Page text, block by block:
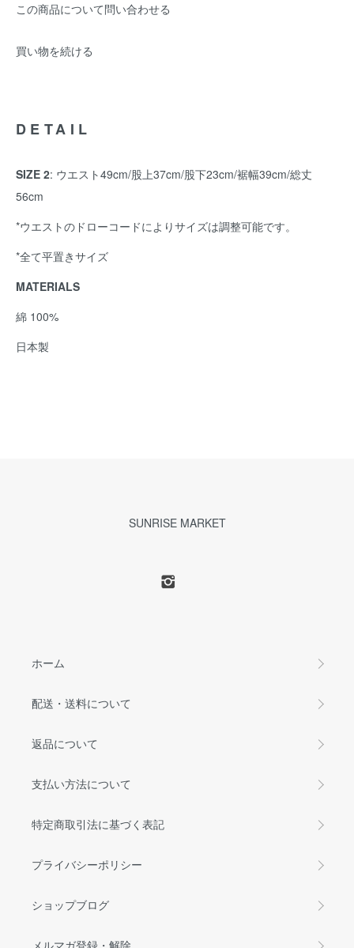
この商品について問い合わせる
買い物を続ける
DETAIL
SIZE 2: ウエスト49cm/股上37cm/股下23cm/裾幅39cm/総丈
56cm
*ウエストのドローコードによりサイズは調整可能です。
*全て平置きサイズ
MATERIALS
綿 100%
日本製
SUNRISE MARKET
ホーム
配送・送料について
返品について
支払い方法について
特定商取引法に基づく表記
プライバシーポリシー
ショップブログ
メルマガ登録・解除